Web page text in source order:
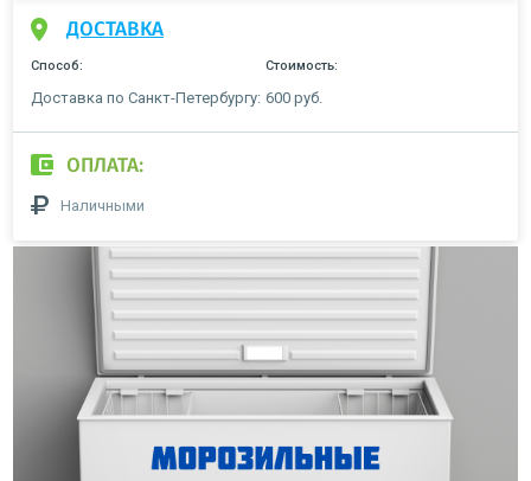
ДОСТАВКА
Способ: Стоимость:
Доставка по Санкт-Петербургу: 600 руб.
ОПЛАТА:
Наличными